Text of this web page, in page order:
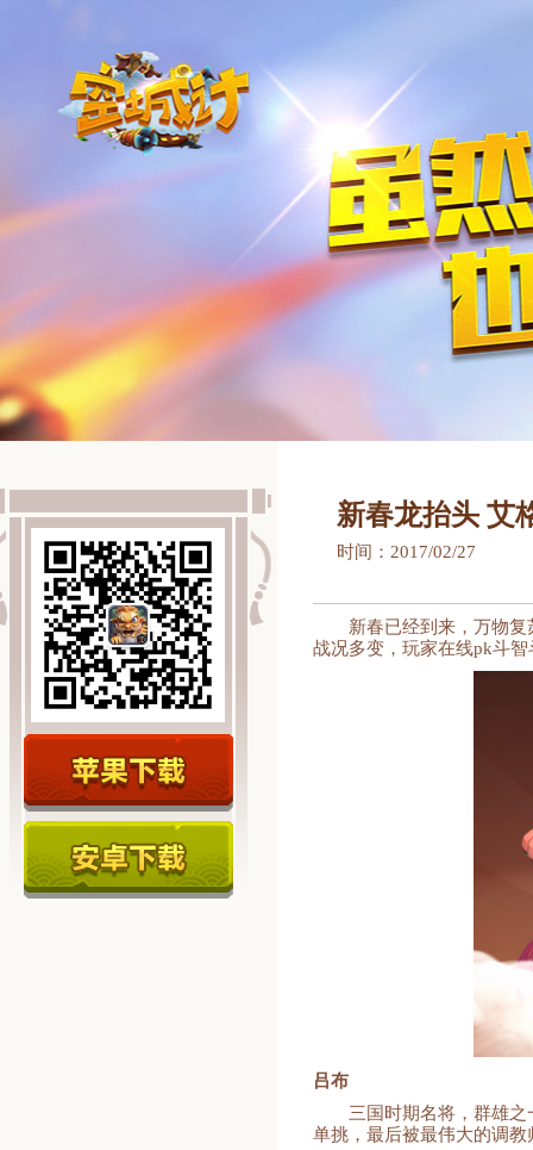
新春龙抬头 艾
时间：2017/02/27
新春已经到来，万物
战况多变，玩家在线pk斗
吕布
三国时期名将，群雄
单挑，最后被最伟大的调教